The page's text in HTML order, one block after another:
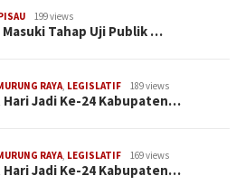
199 views
Masuki Tahap Uji Publik …
RAYA LEGISLATIF 189 views
Hari Jadi Ke-24 Kabupaten…
RAYA LEGISLATIF 169 views
Hari Jadi Ke-24 Kabupaten…